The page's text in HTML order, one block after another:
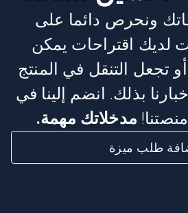
ونحرص دائما على
لديك اقتراحات يمكن
تجعل التنقل في المنتج
بذلك. انضم إلينا في
مدخلاتك مهمة.
طلب ميزة